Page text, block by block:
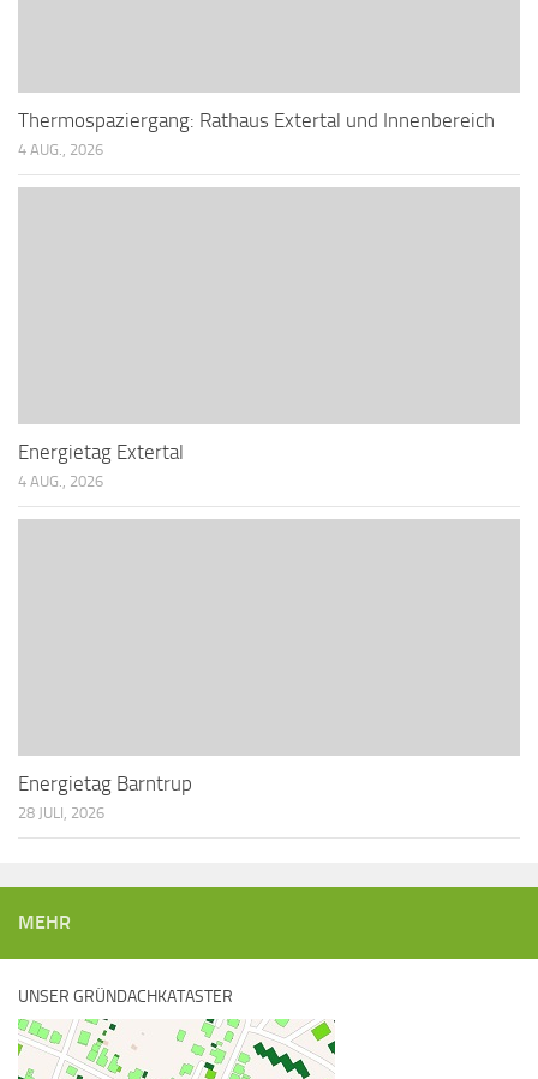
Thermospaziergang: Rathaus Extertal und Innenbereich
4 AUG., 2026
Energietag Extertal
4 AUG., 2026
Energietag Barntrup
28 JULI, 2026
MEHR
UNSER GRÜNDACHKATASTER